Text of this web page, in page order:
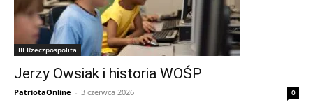
III Rzeczpospolita
Jerzy Owsiak i historia WOŚP
PatriotaOnline - 3 czerwca 2026 0